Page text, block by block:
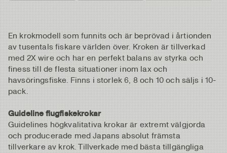
En krokmodell som funnits och är beprövad i årtionden
av tusentals fiskare världen över. Kroken är tillverkad
med 2X wire och har en perfekt balans av styrka och
finess till de flesta situationer inom lax och
havsöringsfiske. Finns i storlek 6, 8 och 10 och säljs i 10-
pack.
Guideline flugfiskekrokar
Guidelines högkvalitativa krokar är extremt välgjorda
och producerade med Japans absolut främsta
tillverkare av krok. Tillverkade med bästa tillgängliga